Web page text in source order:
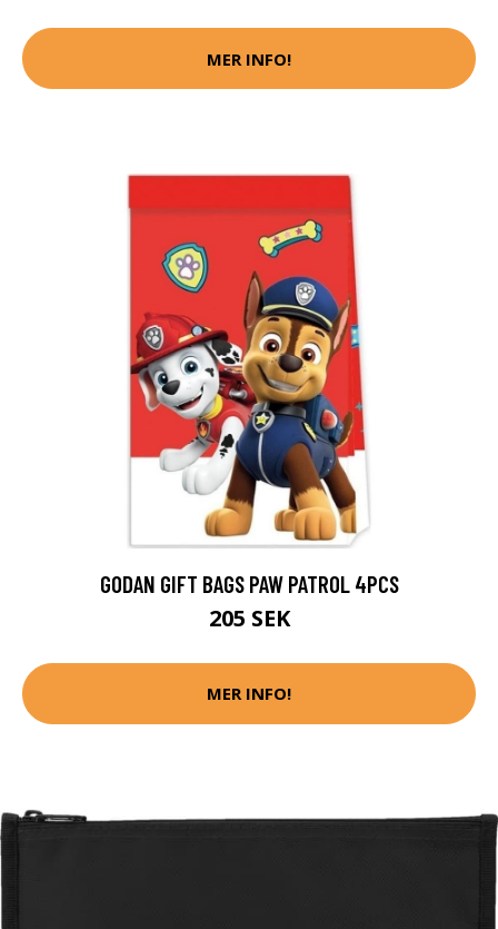
MER INFO!
GODAN GIFT BAGS PAW PATROL 4PCS
205 SEK
MER INFO!